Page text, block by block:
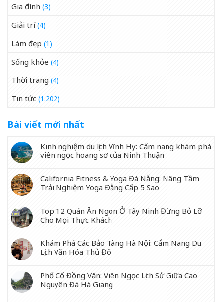
Gia đình (3)
Giải trí(4)
Làm đẹp (1)
Sống khỏe (4)
Thời trang (4)
Tin tức (1.202)
Bài viết mới nhất
Kinh nghiệm du lịch Vĩnh Hy: Cẩm nang khám phá
viên ngọc hoang sơ của Ninh Thuận
California Fitness & Yoga Đà Nẵng: Nâng Tầm
Trải Nghiệm Yoga Đẳng Cấp 5 Sao
Top 12 Quán Ăn Ngon Ở Tây Ninh Đừng Bỏ Lỡ
Cho Mọi Thực Khách
Khám Phá Các Bảo Tàng Hà Nội: Cẩm Nang Du
Lịch Văn Hóa Thủ Đô
Phố Cổ Đồng Văn: Viên Ngọc Lịch Sử Giữa Cao
Nguyên Đá Hà Giang